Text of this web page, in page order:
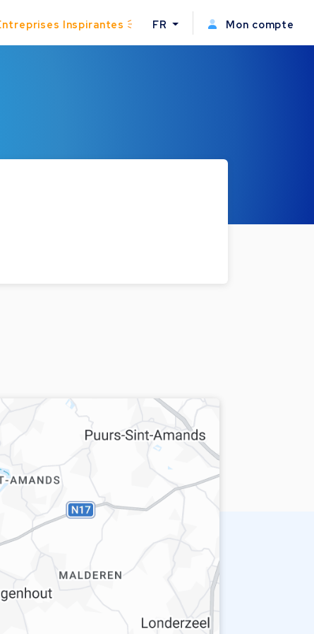
Inspirantes FR Mon compte